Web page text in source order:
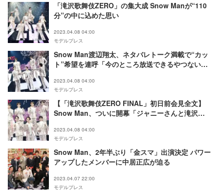
「滝沢歌舞伎ZERO」の集大成 Snow Manが“110
分”の中に込めた思い
2023.04.08 04:00
モデルプレス
Snow Man渡辺翔太、ネタバレトーク満載で“カッ
ト”希望を連呼「今のところ放送できるやつない」
2023.04.08 04:00
モデルプレス
【「滝沢歌舞伎ZERO FINAL」初日前会見全文】
Snow Man、ついに開幕「ジャニーさんと滝沢君
2023.04.08 04:00
モデルプレス
Snow Man、2年半ぶり「金スマ」出演決定 パワー
アップしたメンバーに中居正広が迫る
2023.04.07 22:00
モデルプレス